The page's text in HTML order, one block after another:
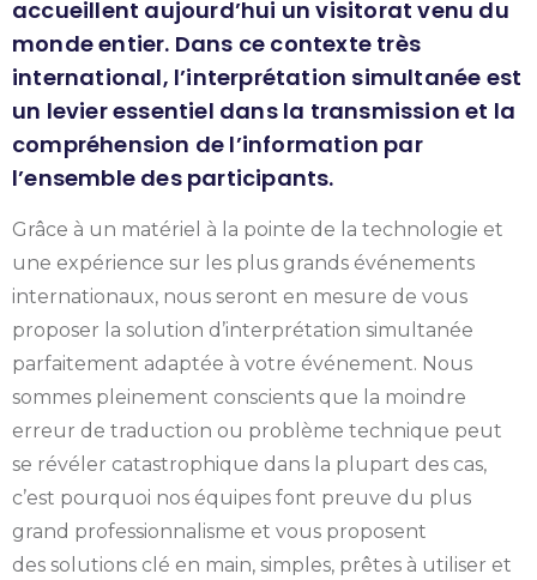
accueillent aujourd’hui un visitorat venu du
monde entier. Dans ce contexte très
international, l’interprétation simultanée est
un levier essentiel dans la transmission et la
compréhension de l’information par
l’ensemble des participants.
Grâce à un matériel à la pointe de la technologie et
une expérience sur les plus grands événements
internationaux, nous seront en mesure de vous
proposer la solution d’interprétation simultanée
parfaitement adaptée à votre événement. Nous
sommes pleinement conscients que la moindre
erreur de traduction ou problème technique peut
se révéler catastrophique dans la plupart des cas,
c’est pourquoi nos équipes font preuve du plus
grand professionnalisme et vous proposent
des solutions clé en main, simples, prêtes à utiliser et